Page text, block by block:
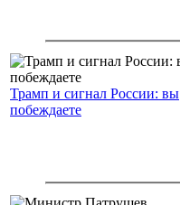
Трамп и сигнал России: вы
побеждаете